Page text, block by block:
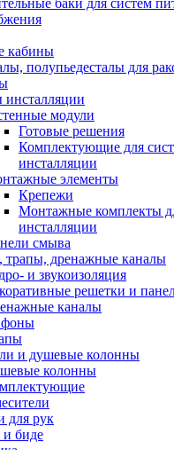
баки для систем
кабины
полупьедесталы для
модули
Готовые решения
Комплектующие для
инсталляции
элементы
Крепежи
Монтажные комплекты
инсталляции
смыва
дренажные каналы
и звукоизоляция
решетки и
каналы
и душевые колонны
колонны
для рук
биде